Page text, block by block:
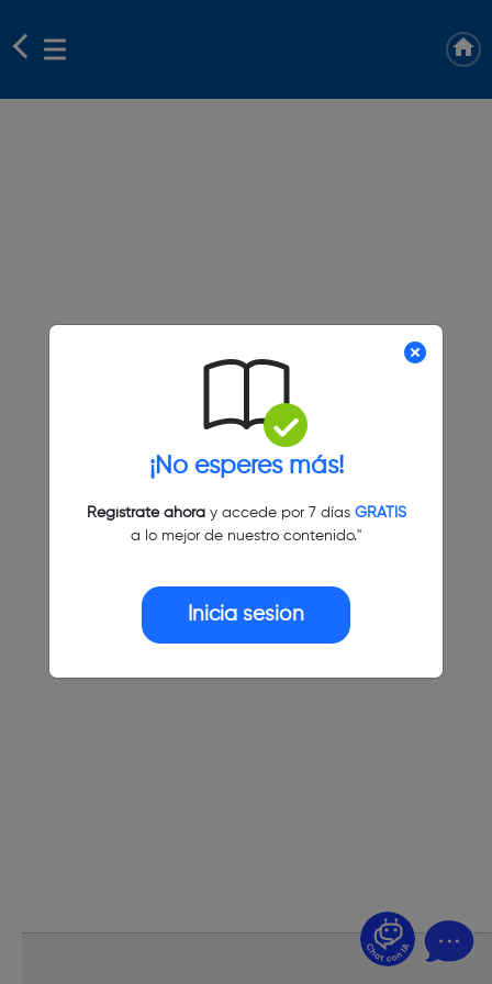
¡No esperes más!
Regístrate ahoray accede por 7 días GRATIS
a lo mejor de nuestro contenido."
Inicia sesión